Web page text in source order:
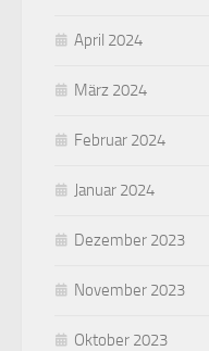
April 2024
März 2024
Februar 2024
Januar 2024
Dezember 2023
November 2023
Oktober 2023